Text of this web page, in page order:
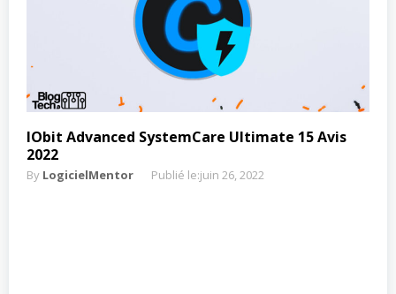
IObit Advanced SystemCare Ultimate 15 Avis
2022
By LogicielMentor Publié le:juin 26, 2022